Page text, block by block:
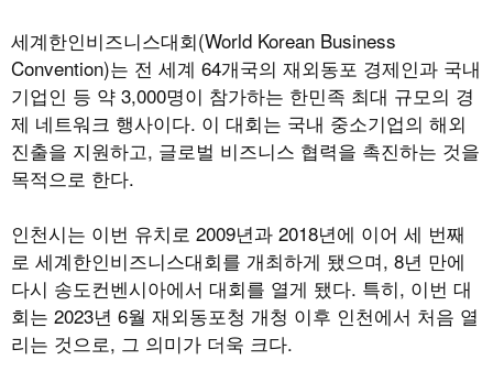
세계한인비즈니스대회(World Korean Business
Convention)는 전 세계 64개국의 재외동포 경제인과 국내
기업인 등 약 3,000명이 참가하는 한민족 최대 규모의 경
제 네트워크 행사이다. 이 대회는 국내 중소기업의 해외
진출을 지원하고, 글로벌 비즈니스 협력을 촉진하는 것을
목적으로 한다.
인천시는 이번 유치로 2009년과 2018년에 이어 세 번째
로 세계한인비즈니스대회를 개최하게 됐으며, 8년 만에
다시 송도컨벤시아에서 대회를 열게 됐다. 특히, 이번 대
회는 2023년 6월 재외동포청 개청 이후 인천에서 처음 열
리는 것으로, 그 의미가 더욱 크다.